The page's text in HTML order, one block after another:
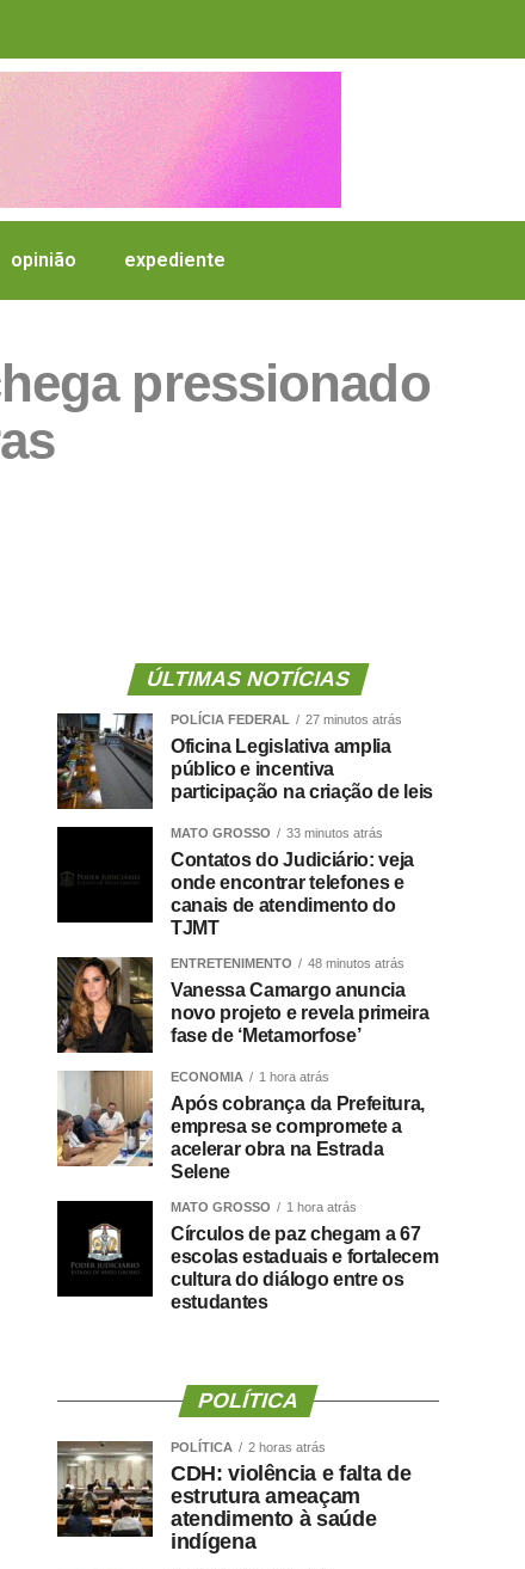
opinião expediente
pressionado
ÚLTIMAS NOTÍCIAS
POLÍCIA FEDERAL 27 minutos atrás
Oficina Legislativa amplia
público e incentiva
participação na criação de leis
MATO GROSSO 33 minutos atrás
Contatos do Judiciário: veja
onde encontrar telefones e
canais de atendimento do
TJMT
ENTRETENIMENTO 48 minutos atrás
Vanessa Camargo anuncia
novo projeto e revela primeira
fase de ‘Metamorfose’
ECONOMIA 1 hora atrás
Após cobrança da Prefeitura,
empresa se compromete a
acelerar obra na Estrada
Selene
MATO GROSSO 1 hora atrás
Círculos de paz chegam a 67
escolas estaduais e fortalecem
cultura do diálogo entre os
estudantes
POLÍTICA
POLÍTICA 2 horas atrás
CDH: violência e falta de
estrutura ameaçam
atendimento à saúde
indígena